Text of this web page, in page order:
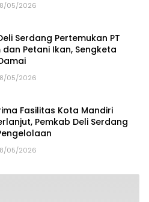
05/2026
Serdang Pertemukan PT
Petani Ikan, Sengketa
05/2026
Fasilitas Kota Mandiri
Pemkab Deli Serdang
05/2026